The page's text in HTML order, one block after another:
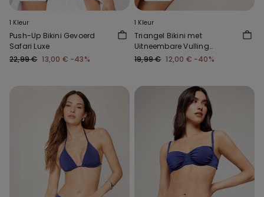
1 Kleur
Push-Up Bikini Gevoerd
Safari Luxe
22,99 € 13,00 € -43%
1 Kleur
Triangel Bikini met
Uitneembare Vulling
Glimmer Diva
19,99 € 12,00 € -40%